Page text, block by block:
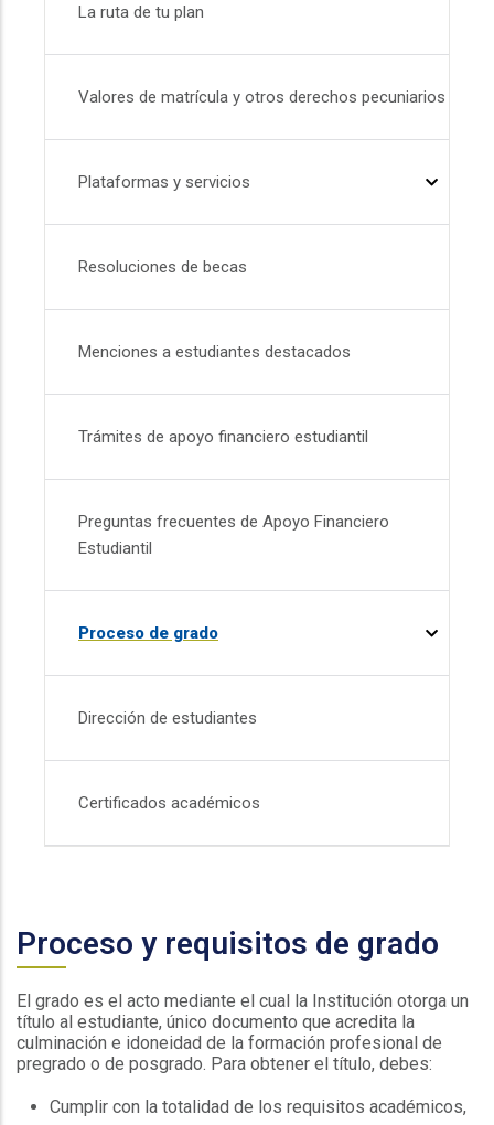
La ruta de tu plan
Valores de matrícula y otros derechos pecuniarios
Plataformas y servicios
Resoluciones de becas
Menciones a estudiantes destacados
Trámites de apoyo financiero estudiantil
Preguntas frecuentes de Apoyo Financiero
Estudiantil
Proceso de grado
Dirección de estudiantes
Certificados académicos
Proceso y requisitos de grado
El grado es el acto mediante el cual la Institución otorga un
título al estudiante, único documento que acredita la
culminación e idoneidad de la formación profesional de
pregrado o de posgrado. Para obtener el título, debes:
Cumplir con la totalidad de los requisitos académicos,